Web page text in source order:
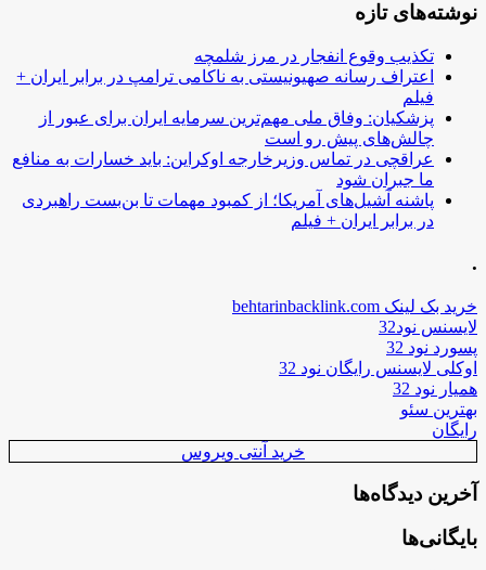
نوشته‌های تازه
تکذیب وقوع انفجار در مرز شلمچه
اعتراف رسانه صهیونیستی به ناکامی ترامپ در برابر ایران +
فیلم
پزشکیان: وفاق ملی مهم‌ترین سرمایه ایران برای عبور از
چالش‌های پیش رو است
عراقچی در تماس وزیرخارجه اوکراین: باید خسارات به منافع
ما جبران شود
پاشنه آشیل‌های آمریکا؛ از کمبود مهمات تا بن‌بست راهبردی
در برابر ایران + فیلم
.
خرید بک لینک behtarinbacklink.com
لایسنس نود32
پسورد نود 32
اوکلی لایسنس رایگان نود 32
همیار نود 32
بهترین سئو
رایگان
خرید آنتی ویروس
آخرین دیدگاه‌ها
بایگانی‌ها